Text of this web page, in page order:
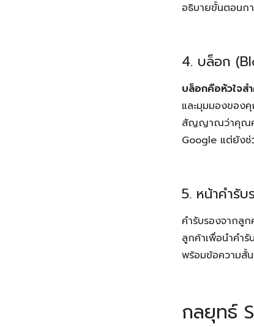
อธิบายขั้นตอนก
4. บล็อก
บล็อกคือหัวใจส
และมุมมองของ
สัญญาณว่าคุณคว
Google แต่ยังช่
5. หน้าคำรั
คำรับรองจากลู
ลูกค้าเพื่อนำคำรั
พร้อมข้อความสั้
กลยุทธ์